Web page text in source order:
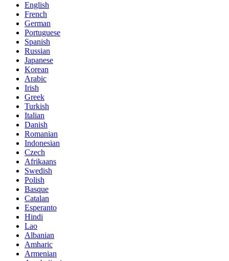
English
French
German
Portuguese
Spanish
Russian
Japanese
Korean
Arabic
Irish
Greek
Turkish
Italian
Danish
Romanian
Indonesian
Czech
Afrikaans
Swedish
Polish
Basque
Catalan
Esperanto
Hindi
Lao
Albanian
Amharic
Armenian